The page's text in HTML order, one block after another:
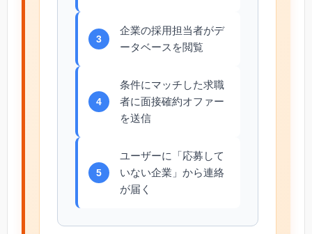
3
企業の採用担当者がデ
ータベースを閲覧
4
条件にマッチした求職
者に面接確約オファー
を送信
5
ユーザーに「応募して
いない企業」から連絡
が届く